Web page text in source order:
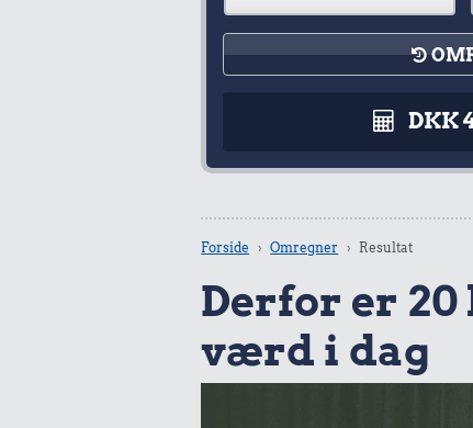
DKK
Forside Omregner Resultat
Derfor er 20
værd i dag